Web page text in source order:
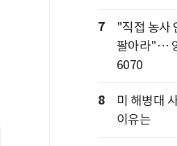
7
"직접 농사
팔아라"…
6070
8
미 해병대
이유는